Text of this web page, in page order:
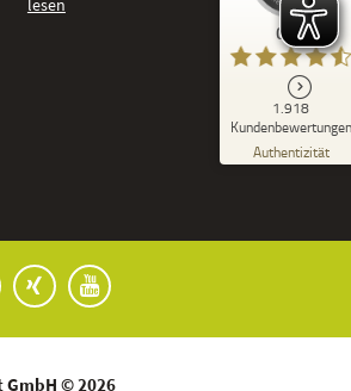
GUT
1.918
Kundenbewertungen
Authentizität
Kundenbewertungen und Erfahrungen zu
DeLSt - Deutsches eLearning Studieninstitut
92
%
Empfehlungen auf
ProvenExpert.com
anderen Quellen
© 2026